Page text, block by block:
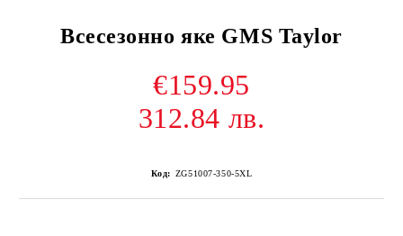
Всесезонно яке GMS Taylor
€159.95
312.84 лв.
Код: ZG51007-350-5XL